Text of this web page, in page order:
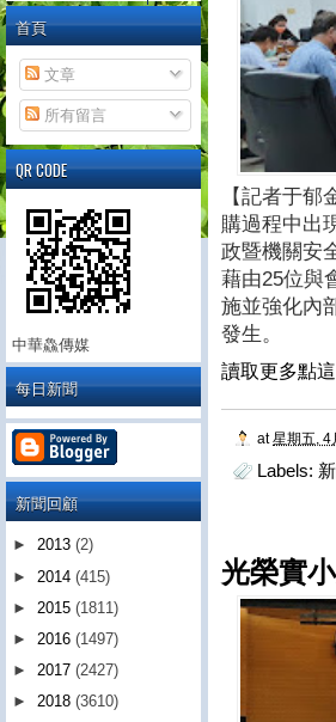
【記者于
購過程中出
政暨機關安
藉由25位與
施並強化內
發生。
讀取更多點
at星期五, 4
Labels:
光榮實
首頁
文章
所有留言
QR CODE
中華鱻傳媒
每日新聞
新聞回顧
► 2013 (2)
► 2014 (415)
► 2015 (1811)
► 2016 (1497)
► 2017 (2427)
► 2018 (3610)